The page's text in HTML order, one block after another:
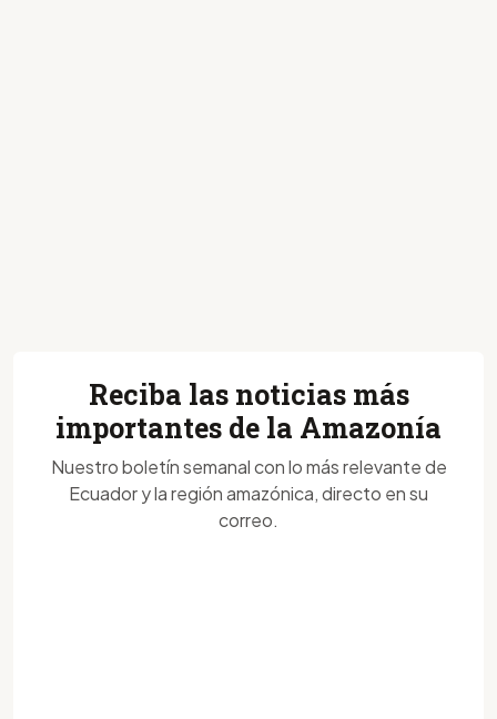
Reciba las noticias más
importantes de la Amazonía
Nuestro boletín semanal con lo más relevante de
Ecuador y la región amazónica, directo en su
correo.